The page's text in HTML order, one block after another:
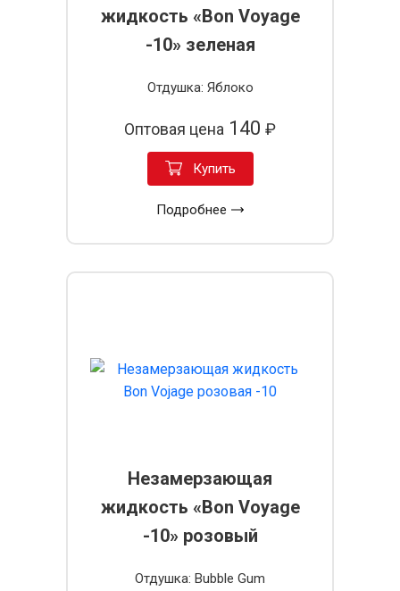
жидкость «Bon Voyage
-10» зеленая
Отдушка: Яблоко
Оптовая цена 140 ₽
Купить
Подробнее
Незамерзающая
жидкость «Bon Voyage
-10» розовый
Отдушка: Bubble Gum